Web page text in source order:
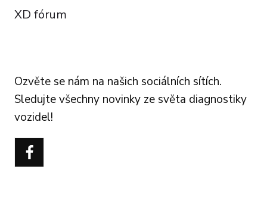
XD fórum
Ozvěte se nám na našich sociálních sítích.
Sledujte všechny novinky ze světa diagnostiky
vozidel!